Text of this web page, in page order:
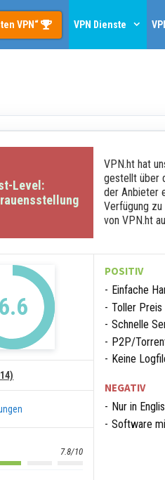
VPN“ VPN Dienste
Level:
VPN.ht hat
gestellt über
der Anbieter
Verfügung
von VPN.ht
6.6
7.8/10
POSITIV
Einfache
Toller Preis
Schnelle
P2P/
Keine
NEGATIV
Nur in
Software